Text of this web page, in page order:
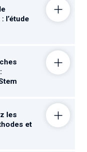
l’étude
les
et